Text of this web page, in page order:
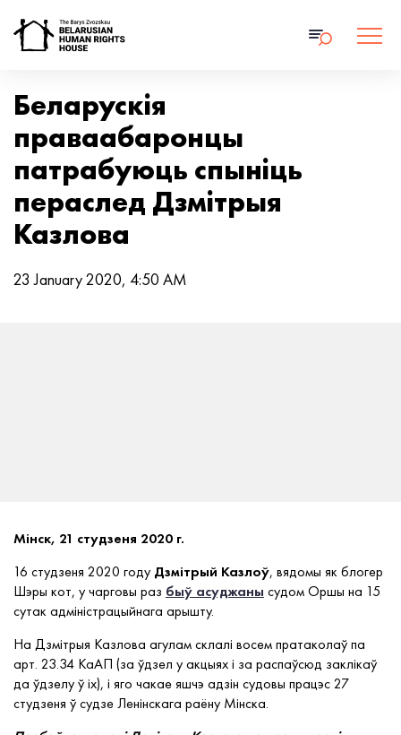
Беларускія
праваабаронцы
патрабуюць спыніць
пераслед Дзмітрыя
Казлова
23 January 2020, 4:50 AM
Мінск, 21 студзеня 2020 г.
16 студзеня 2020 году Дзмітрый Казлоў, вядомы як блогер
Шэры кот, у чарговы раз быў асуджаны судом Оршы на 15
сутак адміністрацыйнага арышту.
На Дзмітрыя Казлова агулам склалі восем пратаколаў па
арт. 23.34 КаАП (за ўдзел у акцыях і за распаўсюд заклікаў
да ўдзелу ў іх), і яго чакае яшчэ адзін судовы працэс 27
студзеня ў судзе Ленінскага раёну Мінска.